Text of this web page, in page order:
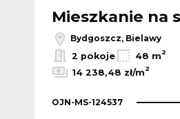
Mieszkanie na
Bydgoszcz, Bielawy
2 pokoje
48 m2
14 238,48 zł/m2
OJN-MS-124537